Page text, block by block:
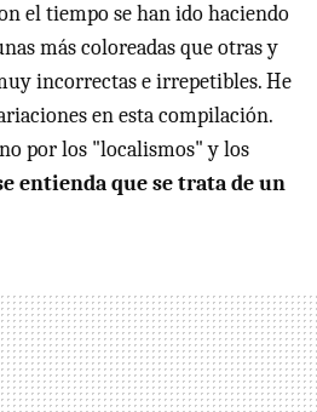
el tiempo se han ido haciendo
más coloreadas que otras y
incorrectas e irrepetibles. He
en esta compilación.
por los "localismos" y los
entienda que se trata de un